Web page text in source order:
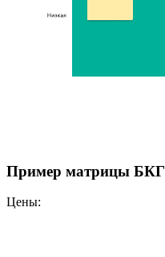
Пример матрицы БКГ
Цены: